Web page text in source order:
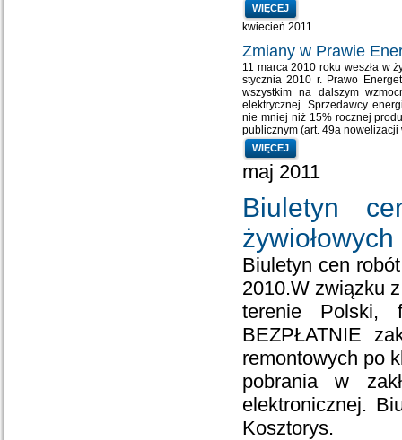
WIĘCEJ
kwiecień 2011
Zmiany w Prawie
11 marca 2010 roku weszła w
stycznia 2010 r. Prawo
wszystkim na dalszym
elektrycznej. Sprzedawcy
nie mniej niż 15% rocznej
publicznym (art. 49a
WIĘCEJ
maj 2011
Biuletyn
Biuletyn cen
2010.W związku
terenie Polski,
BEZPŁATNIE
remontowych po
pobrania w
elektronicznej.
Kosztorys.